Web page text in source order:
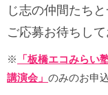
じ志の仲間たち
ご応募お待ちし
※
「板橋エコみら
講演会」 のみのお申